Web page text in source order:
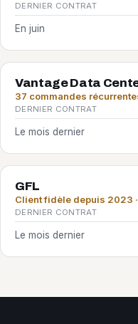
DERNIER CONTRAT
En juin
Vantage Data
37 commandes
DERNIER CONTRAT
Le mois dernier
GFL
Client fidèle depuis 2023
DERNIER CONTRAT
Le mois dernier